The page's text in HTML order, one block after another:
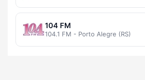
104 FM
104.1 FM - Porto Alegre (RS)